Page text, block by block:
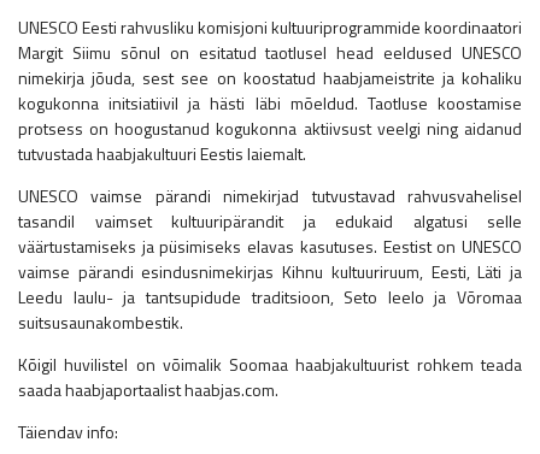
UNESCO Eesti rahvusliku komisjoni kultuuriprogrammide koordinaatori
Margit Siimu sõnul on esitatud taotlusel head eeldused UNESCO
nimekirja jõuda, sest see on koostatud haabjameistrite ja kohaliku
kogukonna initsiatiivil ja hästi läbi mõeldud. Taotluse koostamise
protsess on hoogustanud kogukonna aktiivsust veelgi ning aidanud
tutvustada haabjakultuuri Eestis laiemalt.
UNESCO vaimse pärandi nimekirjad tutvustavad rahvusvahelisel
tasandil vaimset kultuuripärandit ja edukaid algatusi selle
väärtustamiseks ja püsimiseks elavas kasutuses. Eestist on UNESCO
vaimse pärandi esindusnimekirjas Kihnu kultuuriruum, Eesti, Läti ja
Leedu laulu- ja tantsupidude traditsioon, Seto leelo ja Võromaa
suitsusaunakombestik.
Kõigil huvilistel on võimalik Soomaa haabjakultuurist rohkem teada
saada haabjaportaalist haabjas.com.
Täiendav info: